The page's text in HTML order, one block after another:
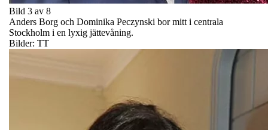
Bild 3 av 8
Anders Borg och Dominika Peczynski bor mitt i centrala
Stockholm i en lyxig jättevåning.
Bilder: TT